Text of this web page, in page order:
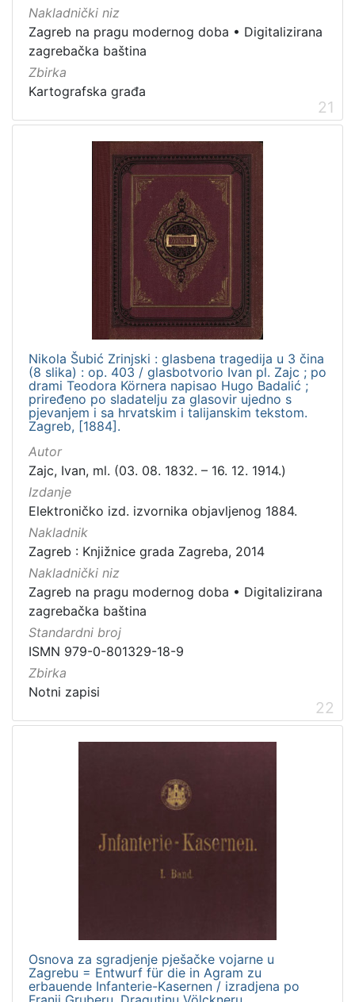
Nakladnički niz
Zagreb na pragu modernog doba • Digitalizirana
zagrebačka baština
Zbirka
Kartografska građa
21
Nikola Šubić Zrinjski : glasbena tragedija u 3 čina
(8 slika) : op. 403 / glasbotvorio Ivan pl. Zajc ; po
drami Teodora Körnera napisao Hugo Badalić ;
priređeno po sladatelju za glasovir ujedno s
pjevanjem i sa hrvatskim i talijanskim tekstom.
Zagreb, [1884].
Autor
Zajc, Ivan, ml. (03. 08. 1832. – 16. 12. 1914.)
Izdanje
Elektroničko izd. izvornika objavljenog 1884.
Nakladnik
Zagreb : Knjižnice grada Zagreba, 2014
Nakladnički niz
Zagreb na pragu modernog doba • Digitalizirana
zagrebačka baština
Standardni broj
ISMN 979-0-801329-18-9
Zbirka
Notni zapisi
22
Osnova za sgradjenje pješačke vojarne u
Zagrebu = Entwurf für die in Agram zu
erbauende Infanterie-Kasernen / izradjena po